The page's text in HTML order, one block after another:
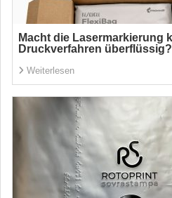
Macht die Lasermarkierung
Druckverfahren überflüssig?
Weiterlesen